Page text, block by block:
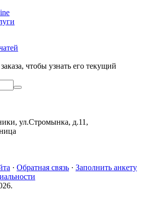
чтобы узнать его текущий
ул.Стромынка, д.11,
· Обратная связь · Заполнить анкету